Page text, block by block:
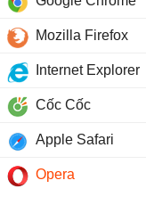
Mozilla Firefox
Internet Explorer
Cốc Cốc
Apple Safari
Opera